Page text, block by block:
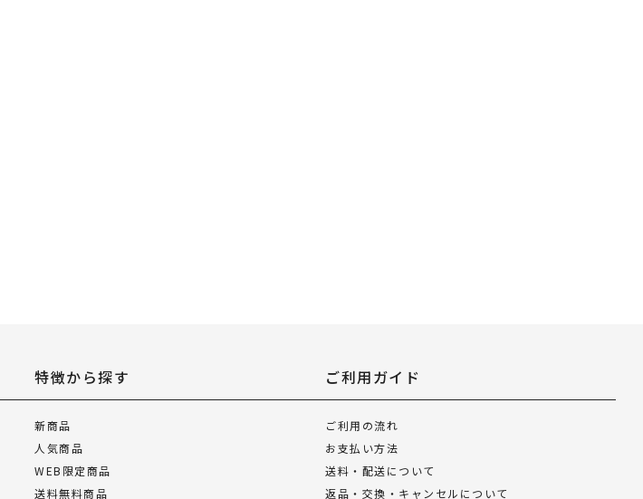
特徴から探す
新商品
人気商品
WEB限定商品
送料無料商品
ご利用ガイド
ご利用の流れ
お支払い方法
送料・配送について
返品・交換・キャンセルについて